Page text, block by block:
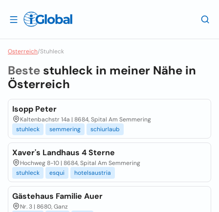
Osterreich/Stuhleck
Beste stuhleck in meiner Nähe in
Österreich
Isopp Peter
Kaltenbachstr 14a | 8684, Spital Am Semmering
stuhleck
semmering schiurlaub
Xaver's Landhaus 4 Sterne
Hochweg 8-10 | 8684, Spital Am Semmering
stuhleck
esqui hotelsaustria
Gästehaus Familie Auer
Nr. 3 | 8680, Ganz